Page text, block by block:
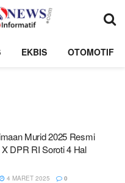
EKBIS OTOMOTIF
Murid 2025 Resmi
DPR RI Soroti 4 Hal
4 MARET 2025 0